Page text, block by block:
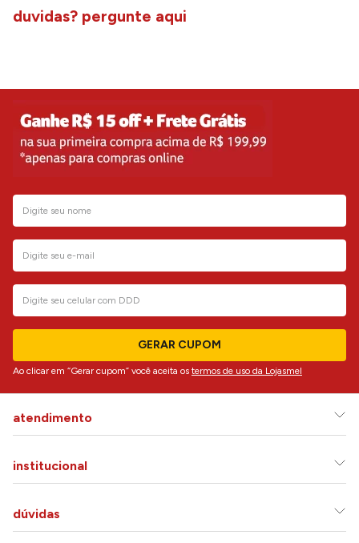
duvidas? pergunte aqui
GERAR CUPOM
Ao clicar em “Gerar cupom” você aceita os termos de uso da Lojasmel
atendimento
institucional
dúvidas